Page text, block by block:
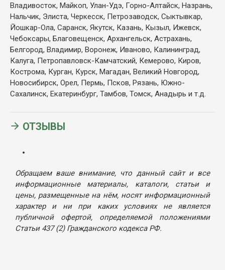
Владивосток, Майкоп, Улан-Удэ, Горно-Алтайск, Назрань,
Нальчик, Элиста, Черкесск, Петрозаводск, Сыктывкар,
Йошкар-Ола, Саранск, Якутск, Казань, Кызыл, Ижевск,
Чебоксары, Благовещенск, Архангельск, Астрахань,
Белгород, Владимир, Воронеж, Иваново, Калининград,
Калуга, Петропавловск-Камчатский, Кемерово, Киров,
Кострома, Курган, Курск, Магадан, Великий Новгород,
Новосибирск, Орел, Пермь, Псков, Рязань, Южно-
Сахалинск, Екатеринбург, Тамбов, Томск, Анадырь и т.д.
ОТЗЫВЫ
Обращаем ваше внимание, что данный сайт и все
информационные материалы, каталоги, статьи и
цены, размещенные на нём, носят информационный
характер и ни при каких условиях не является
публичной офертой, определяемой положениями
Статьи 437 (2) Гражданского кодекса РФ.